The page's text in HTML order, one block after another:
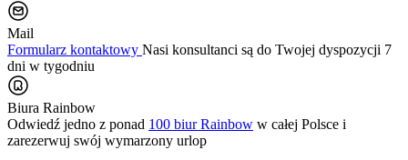
Mail
Formularz kontaktowy Nasi konsultanci są do Twojej dyspozycji 7
dni w tygodniu
Biura Rainbow
Odwiedź jedno z ponad 100 biur Rainbow w całej Polsce i
zarezerwuj swój wymarzony urlop